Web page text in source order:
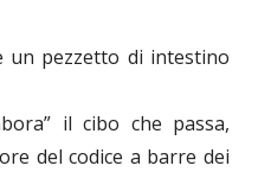
un pezzetto di intestino
il cibo che passa,
del codice a barre dei